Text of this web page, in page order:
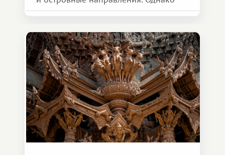
возможности обменной системы
значительно шире. Среди них есть
и Африка — континент, который
способен подарить совершенно иной
формат путешествия.